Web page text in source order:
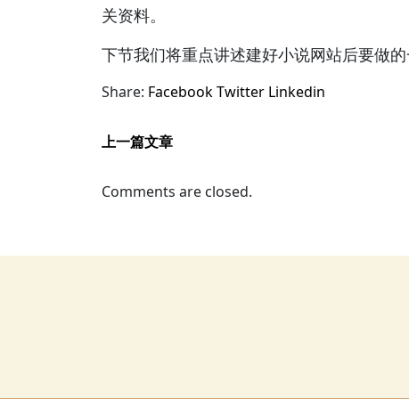
关资料。
下节我们将重点讲述建好小说网站后要做
Share: FacebookTwitter Linkedin
上一篇文章
Comments are closed.